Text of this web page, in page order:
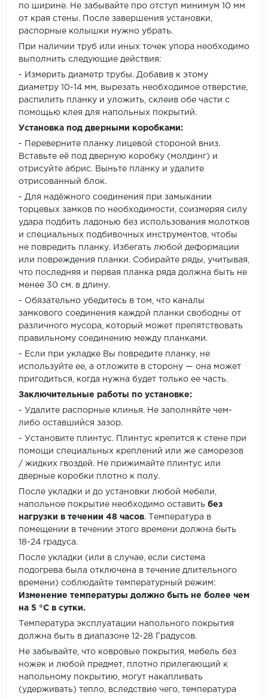
по ширине. Не забывайте про отступ минимум 10 мм
от края стены. После завершения установки,
распорные колышки нужно убрать.
При наличии труб или иных точек упора необходимо
выполнить следующие действия:
- Измерить диаметр трубы. Добавив к этому
диаметру 10-14 мм, вырезать необходимое отверстие,
распилить планку и уложить, склеив обе части с
помощью клея для напольных покрытий.
Установка под дверными коробками:
- Переверните планку лицевой стороной вниз.
Вставьте её под дверную коробку (молдинг) и
отрисуйте абрис. Выньте планку и удалите
отрисованный блок.
- Для надёжного соединения при замыкании
торцевых замков по необходимости, соизмеряя силу
удара подбить ладонью без использования молотков
и специальных подбивочных инструментов, чтобы
не повредить планку. Избегать любой деформации
или повреждения планки. Собирайте ряды, учитывая,
что последняя и первая планка ряда должна быть не
менее 30 см. в длину.
- Обязательно убедитесь в том, что каналы
замкового соединения каждой планки свободны от
различного мусора, который может препятствовать
правильному соединению между планками.
- Если при укладке Вы повредите планку, не
используйте ее, а отложите в сторону — она может
пригодиться, когда нужна будет только ее часть.
Заключительные работы по установке:
- Удалите распорные клинья. Не заполняйте чем-
либо оставшийся зазор.
- Установите плинтус. Плинтус крепится к стене при
помощи специальных креплений или же саморезов
/ жидких гвоздей. Не прижимайте плинтус или
дверные коробки плотно к полу.
После укладки и до установки любой мебели,
напольное покрытие необходимо оставить без
нагрузки в течении 48 часов. Температура в
помещении в течении этого времени должна быть
18-24 градуса.
После укладки (или в случае, если система
подогрева была отключена в течение длительного
времени) соблюдайте температурный режим:
Изменение температуры должно быть не более чем
на 5 °C в сутки.
Температура эксплуатации напольного покрытия
должна быть в диапазоне 12-28 Градусов.
Не забывайте, что ковровые покрытия, мебель без
ножек и любой предмет, плотно прилегающий к
напольному покрытию, могут накапливать
(удерживать) тепло, вследствие чего, температура